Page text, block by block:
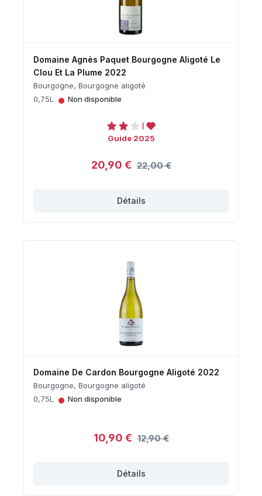
Domaine Agnès Paquet Bourgogne Aligoté Le
Clou Et La Plume 2022
Bourgogne, Bourgogne aligoté
0,75L
• Non disponible
Guide 2025
20,90 € 22,00 €
Détails
Domaine De Cardon Bourgogne Aligoté 2022
Bourgogne, Bourgogne aligoté
0,75L
• Non disponible
10,90 € 12,90 €
Détails